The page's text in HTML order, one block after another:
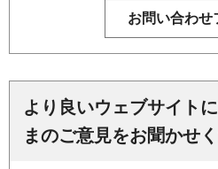
より良いウェブサイト
まのご意見をお聞かせ